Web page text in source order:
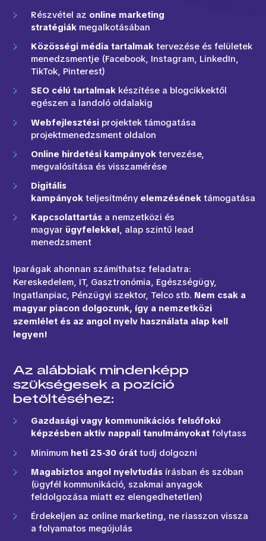
Részvétel az online marketing
stratégiák megalkotásában
Közösségi média tartalmak tervezése és felületek
menedzsmentje (Facebook, Instagram, LinkedIn,
TikTok, Pinterest)
SEO célú tartalmak készítése a blogcikkektől
egészen a landoló oldalakig
Webfejlesztési projektek támogatása
projektmenedzsment oldalon
Online hirdetési kampányok tervezése,
megvalósítása és visszamérése
Digitális
kampányok teljesítmény elemzésének támogatása
Kapcsolattartás a nemzetközi és
magyar ügyfelekkel, alap szintű lead
menedzsment
Iparágak ahonnan számíthatsz feladatra:
Kereskedelem, IT, Gasztronómia, Egészségügy,
Ingatlanpiac, Pénzügyi szektor, Telco stb. Nem csak a
magyar piacon dolgozunk, így a nemzetközi
szemlélet és az angol nyelv használata alap kell
legyen!
Az alábbiak mindenképp
szükségesek a pozíció
betöltéséhez:
Gazdasági vagy kommunikációs felsőfokú
képzésben aktív nappali tanulmányokat folytass
Minimum heti 25-30 órát tudj dolgozni
Magabiztos angol nyelvtudás írásban és szóban
(ügyfél kommunikáció, szakmai anyagok
feldolgozása miatt ez elengedhetetlen)
Érdekeljen az online marketing, ne riasszon vissza
a folyamatos megújulás